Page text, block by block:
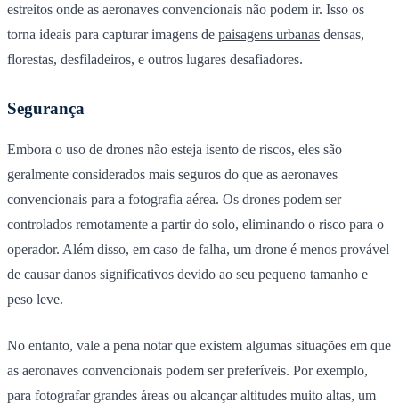
estreitos onde as aeronaves convencionais não podem ir. Isso os
torna ideais para capturar imagens de paisagens urbanas densas,
florestas, desfiladeiros, e outros lugares desafiadores.
Segurança
Embora o uso de drones não esteja isento de riscos, eles são
geralmente considerados mais seguros do que as aeronaves
convencionais para a fotografia aérea. Os drones podem ser
controlados remotamente a partir do solo, eliminando o risco para o
operador. Além disso, em caso de falha, um drone é menos provável
de causar danos significativos devido ao seu pequeno tamanho e
peso leve.
No entanto, vale a pena notar que existem algumas situações em que
as aeronaves convencionais podem ser preferíveis. Por exemplo,
para fotografar grandes áreas ou alcançar altitudes muito altas, um